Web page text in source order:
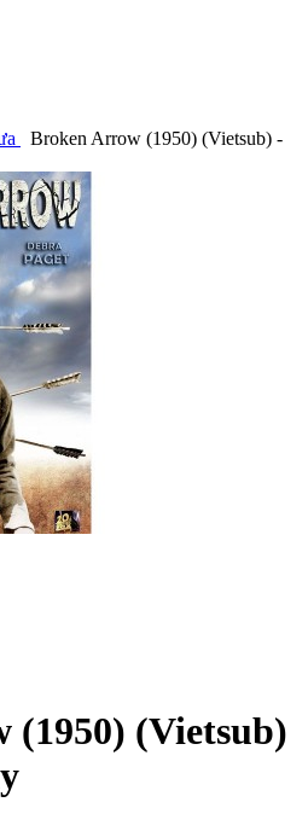
Broken Arrow (1950) (Vietsub) -
(1950) (Vietsub)